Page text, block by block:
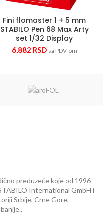
Fini flomaster 1 + 5 mm
STABILO Pen 68 Max Arty
set 1/32 Display
6,882 RSD sa PDV-om
preduzeće koje od 1996
International GmbH i
Srbije, Crne Gore,